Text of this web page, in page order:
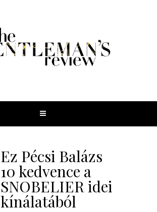
Ez Pécsi Balázs
10 kedvence a
SNOBELIER idei
kínálatából